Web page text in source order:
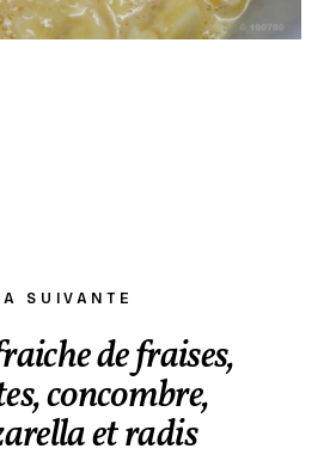
SUIVANTE
de fraises,
concombre,
et radis